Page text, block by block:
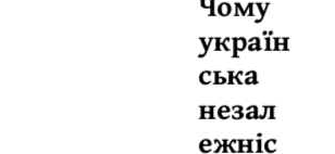
україн
ська
незал
ежніс